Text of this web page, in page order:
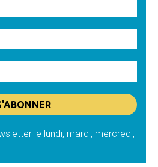
le lundi, mardi, mercredi,